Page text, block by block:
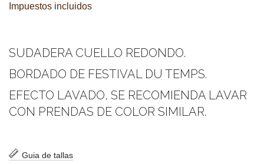
Impuestos incluidos
SUDADERA CUELLO REDONDO.
BORDADO DE FESTIVAL DU TEMPS.
EFECTO LAVADO, SE RECOMIENDA LAVAR
CON PRENDAS DE COLOR SIMILAR.
Guia de tallas